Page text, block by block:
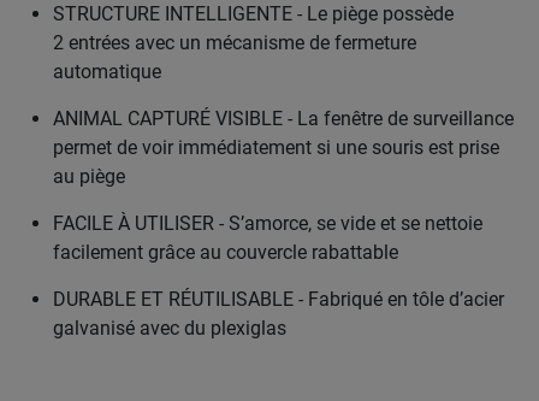
STRUCTURE INTELLIGENTE - Le piège possède
2 entrées avec un mécanisme de fermeture
automatique
ANIMAL CAPTURÉ VISIBLE - La fenêtre de surveillance
permet de voir immédiatement si une souris est prise
au piège
FACILE À UTILISER - S’amorce, se vide et se nettoie
facilement grâce au couvercle rabattable
DURABLE ET RÉUTILISABLE - Fabriqué en tôle d’acier
galvanisé avec du plexiglas